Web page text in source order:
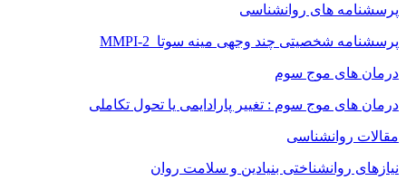
پرسشنامه های روانشناسی
پرسشنامه شخصیتی چند وجهی مینه سوتا MMPI-2
درمان های موج سوم
درمان های موج سوم : تغییر پارادایمی یا تحول تکاملی
مقالات روانشناسی
نیازهای روانشناختی بنیادین و سلامت روان